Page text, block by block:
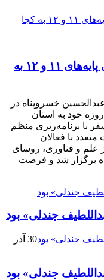
مصوبه تاثیر قطعی معدل برای پایه‌های ۱۱ و ۱۲ به
خسروپناه در
خود به استان
با برنامه‌ریزی منظم
با فعالان
علم و فناوری، روسای
برگزار شد و فرصت
جندلی» بود
30 آذر
جندلی» بود